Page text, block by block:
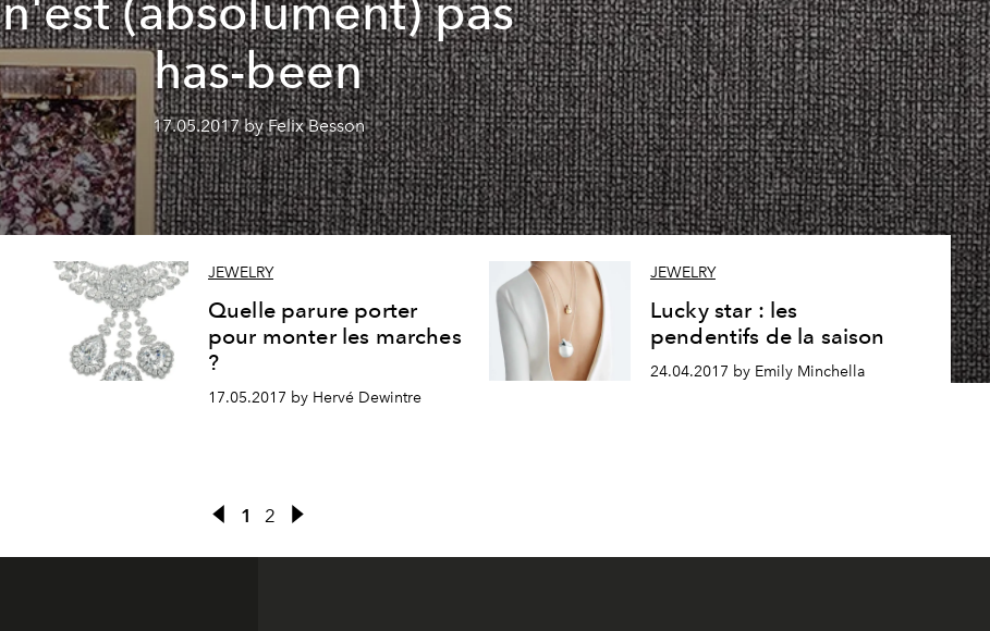
n'est (absolument) pas
has-been
17.05.2017 by Felix Besson
JEWELRY
Quelle parure porter
pour monter les marches
?
17.05.2017 by Hervé Dewintre
JEWELRY
Lucky star : les
pendentifs de la saison
24.04.2017 by Emily Minchella
1 2